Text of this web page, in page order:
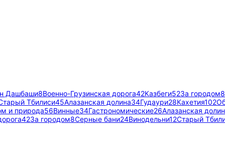
Дашбаши8Военно-Грузинская дорога42Казбеги52За городом8
Тбилиси45Алазанская долина34Гудаури28Кахетия102
и природа56Винные34Гастрономические26Алазанская
42За городом8Серные бани24Винодельни12Старый